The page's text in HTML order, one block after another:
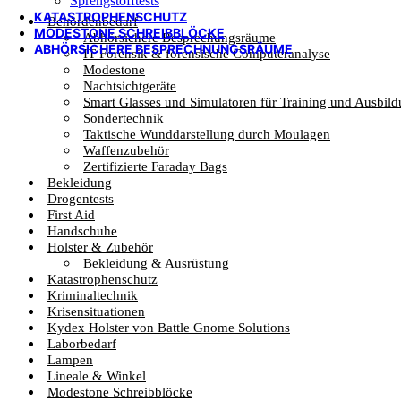
KATASTROPHENSCHUTZ
MODESTONE SCHREIBBLÖCKE
ABHÖRSICHERE BESPRECHNUNGSRÄUME
Behördenbedarf
Abhörsichere Besprechungsräume
IT Forensik & forensische Computeranalyse
Modestone
Nachtsichtgeräte
Smart Glasses und Simulatoren für Training und
Sondertechnik
Taktische Wunddarstellung durch Moulagen
Waffenzubehör
Zertifizierte Faraday Bags
Bekleidung
Drogentests
First Aid
Handschuhe
Holster & Zubehör
Bekleidung & Ausrüstung
Katastrophenschutz
Kriminaltechnik
Krisensituationen
Kydex Holster von Battle Gnome Solutions
Laborbedarf
Lampen
Lineale & Winkel
Modestone Schreibblöcke